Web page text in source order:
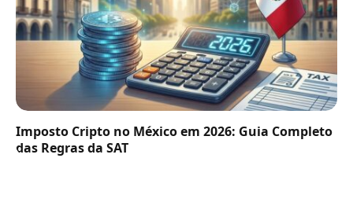
Imposto Cripto no México em 2026: Guia Completo
das Regras da SAT